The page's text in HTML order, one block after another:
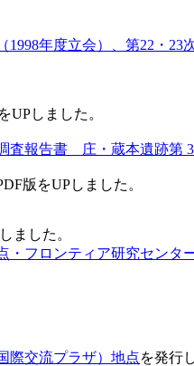
年度立会）、第22・23
UPしました。
査報告書 庄・蔵本遺跡第
版をUPしました。
ました。
・フロンティア研究センタ
際交流プラザ）地点を発行